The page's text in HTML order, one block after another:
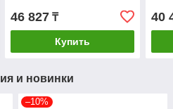
46 827₸
Купить
40
и новинки
–10%